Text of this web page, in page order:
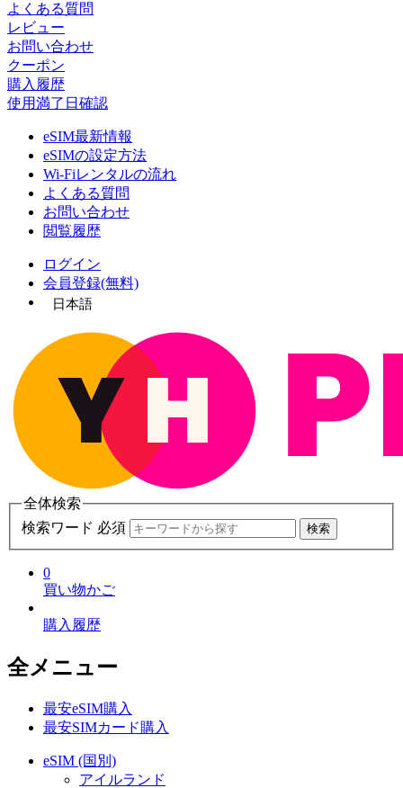
よくある質問
レビュー
お問い合わせ
クーポン
購入履歴
使用満了日確認
eSIM最新情報
eSIMの設定方法
Wi-Fiレンタルの流れ
よくある質問
お問い合わせ
閲覧履歴
ログイン
会員登録(無料)
日本語
全体検索
検索ワード 必須
検索
0
買い物かご
購入履歴
全メニュー
最安eSIM購入
最安SIMカード購入
eSIM (国別)
アイルランド